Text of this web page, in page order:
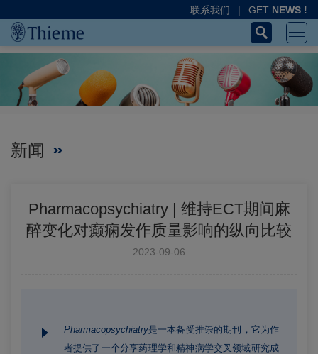
联系我们 | GET NEWS !
新闻
Pharmacopsychiatry | 维持ECT期间麻
醉变化对癫痫发作质量影响的纵向比较
2023-09-06
Pharmacopsychiatry是一本备受推崇的期刊，它为作
者提供了一个分享药理学和精神病学交叉领域研究成